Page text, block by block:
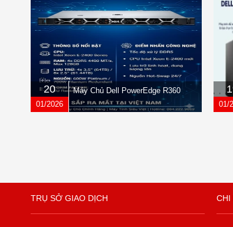
20
01/2026
Máy Chủ Dell PowerEdge R360
01/
TRỤ SỞ GIAO DỊCH CHI